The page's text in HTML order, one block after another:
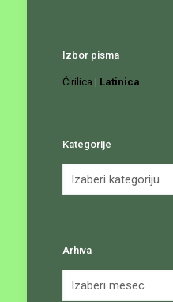
Izbor pisma
Ćirilica | Latinica
Kategorije
Arhiva